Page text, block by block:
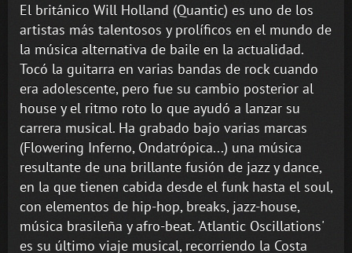
El británico Will Holland (Quantic) es uno de los
artistas más talentosos y prolíficos en el mundo de
la música alternativa de baile en la actualidad.
Tocó la guitarra en varias bandas de rock cuando
era adolescente, pero fue su cambio posterior al
house y el ritmo roto lo que ayudó a lanzar su
carrera musical. Ha grabado bajo varias marcas
(Flowering Inferno, Ondatrópica...) una música
resultante de una brillante fusión de jazz y dance,
en la que tienen cabida desde el funk hasta el soul,
con elementos de hip-hop, breaks, jazz-house,
música brasileña y afro-beat. 'Atlantic Oscillations'
es su último viaje musical, recorriendo la Costa